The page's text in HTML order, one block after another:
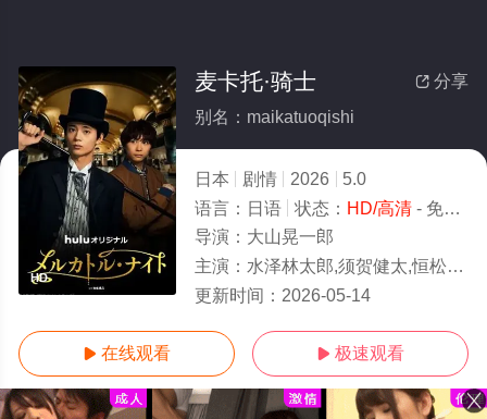
HD
 分享
麦卡托·骑士
别名：maikatuoqishi
日本 剧情 2026
5.0
语言： 日语 状态： HD/高清- 免费在线观看
导演： 大山晃一郎
主演： 水泽林太郎,须贺健太,恒松祐里,新木宏典,弓木奈於
更新时间： 2026-05-14
 在线观看  极速观看